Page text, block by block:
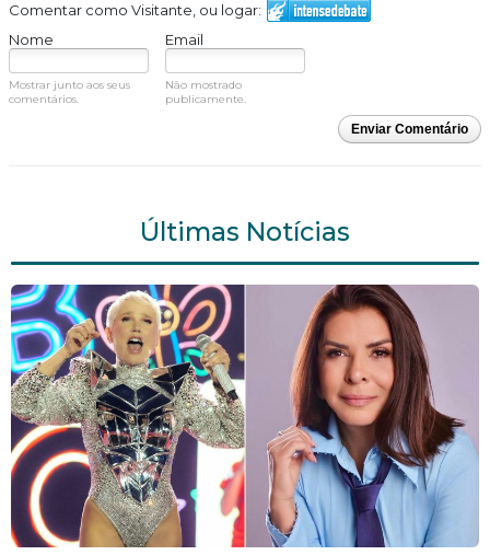
Comentar como Visitante, ou logar:
Nome
Email
Mostrar junto aos seus
comentários.
Não mostrado
publicamente.
Enviar Comentário
Últimas Notícias